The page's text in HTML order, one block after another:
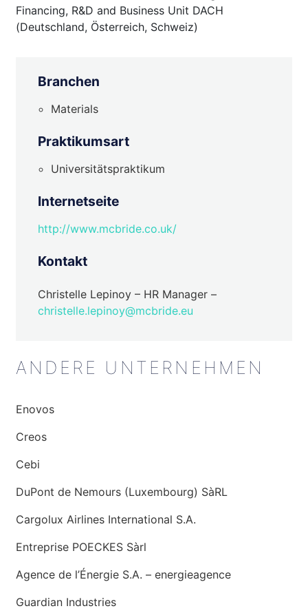
Financing, R&D and Business Unit DACH
(Deutschland, Österreich, Schweiz)
Branchen
Materials
Praktikumsart
Universitätspraktikum
Internetseite
http://www.mcbride.co.uk/
Kontakt
Christelle Lepinoy – HR Manager –
christelle.lepinoy@mcbride.eu
ANDERE UNTERNEHMEN
Enovos
Creos
Cebi
DuPont de Nemours (Luxembourg) SàRL
Cargolux Airlines International S.A.
Entreprise POECKES Sàrl
Agence de l’Énergie S.A. – energieagence
Guardian Industries